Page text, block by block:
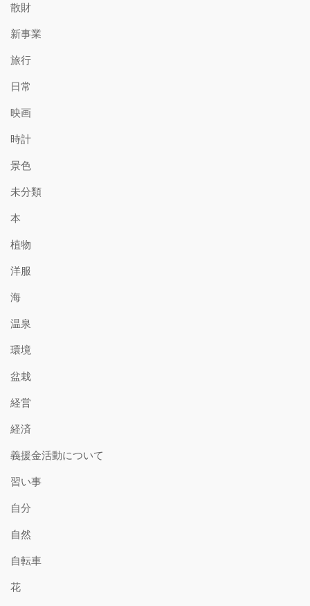
散財
新事業
旅行
日常
映画
時計
景色
未分類
本
植物
洋服
海
温泉
環境
盆栽
経営
経済
義援金活動について
習い事
自分
自然
自転車
花